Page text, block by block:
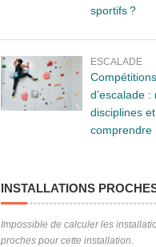
sportifs ?
ESCALADE
Compétitions
d’escalade :
disciplines
comprendre
INSTALLATIONS
Impossible de calculer les
proches pour cette installation.